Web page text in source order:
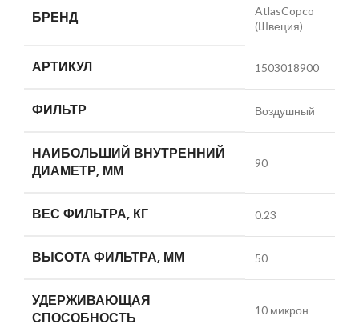
БРЕНД
AtlasCopco
(Швеция)
АРТИКУЛ 1503018900
ФИЛЬТР Воздушный
НАИБОЛЬШИЙ ВНУТРЕННИЙ
ДИАМЕТР, ММ
90
ВЕС ФИЛЬТРА, КГ 0.23
ВЫСОТА ФИЛЬТРА, ММ 50
УДЕРЖИВАЮЩАЯ
СПОСОБНОСТЬ
10 микрон